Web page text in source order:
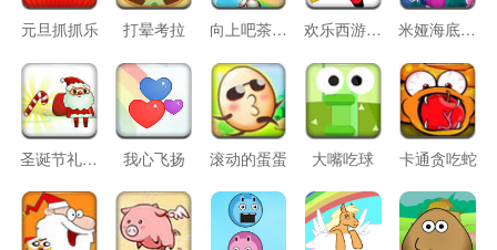
元旦抓抓乐 打晕考拉 向上吧茶叶蛋 欢乐西游跑酷 米娅海底冒险
圣诞节礼物大收集 我心飞扬 滚动的蛋蛋 大嘴吃球 卡通贪吃蛇